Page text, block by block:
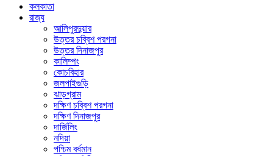
কলকাতা
রাজ্য
আলিপুরদুয়ার
উত্তর চব্বিশ পরগনা
উত্তর দিনাজপুর
কালিম্পং
কোচবিহার
জলপাইগুড়ি
ঝাড়গ্রাম
দক্ষিণ চব্বিশ পরগনা
দক্ষিণ দিনাজপুর
দার্জিলিং
নদিয়া
পশ্চিম বর্ধমান